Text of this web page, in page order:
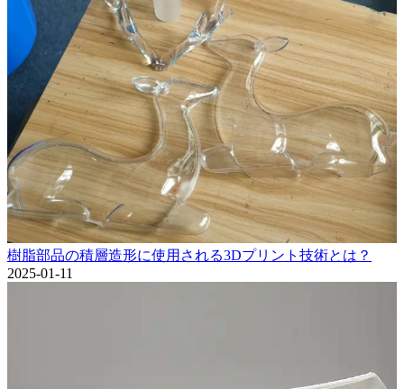
樹脂部品の積層造形に使用される3Dプリント技術とは？
2025-01-11